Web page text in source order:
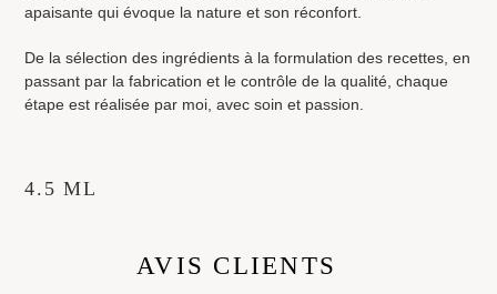
apaisante qui évoque la nature et son réconfort.
De la sélection des ingrédients à la formulation des recettes, en
passant par la fabrication et le contrôle de la qualité, chaque
étape est réalisée par moi, avec soin et passion.
4.5 ML
AVIS CLIENTS